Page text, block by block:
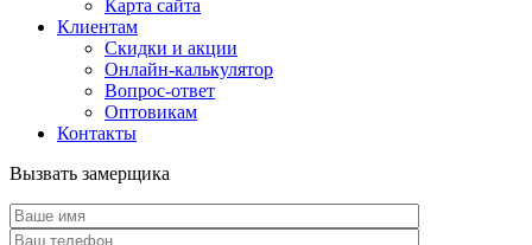
Карта сайта
Клиентам
Скидки и акции
Онлайн-калькулятор
Вопрос-ответ
Оптовикам
Контакты
Вызвать замерщика